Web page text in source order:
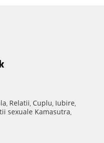
, Relatii, Cuplu, Iubire,
sexuale Kamasutra,